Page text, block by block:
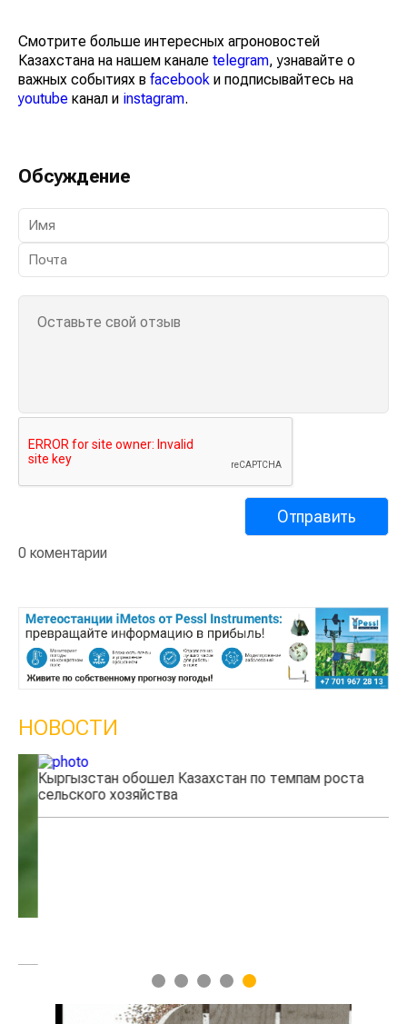
Смотрите больше интересных агроновостей
Казахстана на нашем канале telegram, узнавайте о
важных событиях в facebook и подписывайтесь на
youtube канал и instagram.
Обсуждение
0 коментарии
НОВОСТИ
Кыргызстан обошел Казахстан по темпам роста
сельского хозяйства
1 2 3 4 5